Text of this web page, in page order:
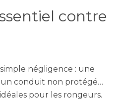
contre
négligence : une
conduit non protégé…
pour les rongeurs.